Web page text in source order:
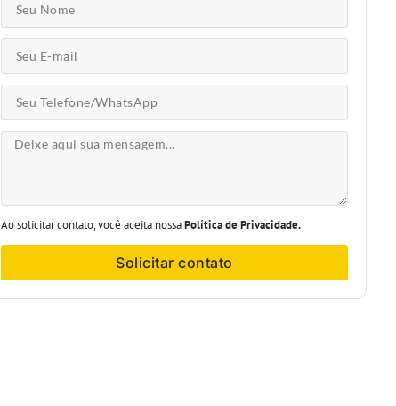
Ao solicitar contato, você aceita nossaPolítica de Privacidade.
Solicitar contato